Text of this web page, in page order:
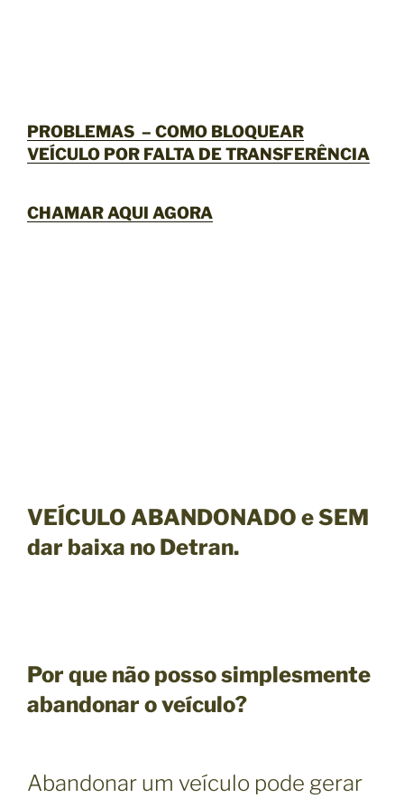
PROBLEMAS – COMO BLOQUEAR
VEÍCULO POR FALTA DE TRANSFERÊNCIA
CHAMAR AQUI AGORA
VEÍCULO ABANDONADO e SEM
dar baixa no Detran.
Por que não posso simplesmente
abandonar o veículo?
Abandonar um veículo pode gerar